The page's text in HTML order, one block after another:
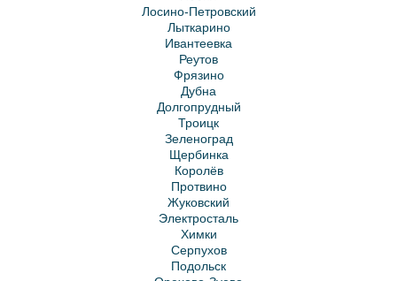
Лосино-Петровский
Лыткарино
Ивантеевка
Реутов
Фрязино
Дубна
Долгопрудный
Троицк
Зеленоград
Щербинка
Королёв
Протвино
Жуковский
Электросталь
Химки
Серпухов
Подольск